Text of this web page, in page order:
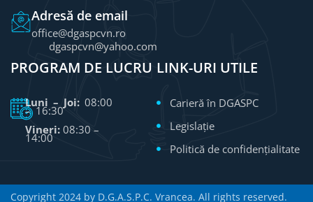
Adresă de email
office@dgaspcvn.ro
dgaspcvn@yahoo.com
PROGRAM DE LUCRU
Luni – Joi: 08:00
– 16:30
Vineri: 08:30 –
14:00
LINK-URI UTILE
Carieră în DGASPC
Legislație
Politică de confidențialitate
Copyright 2024 by D.G.A.S.P.C. Vrancea. All rights reserved.